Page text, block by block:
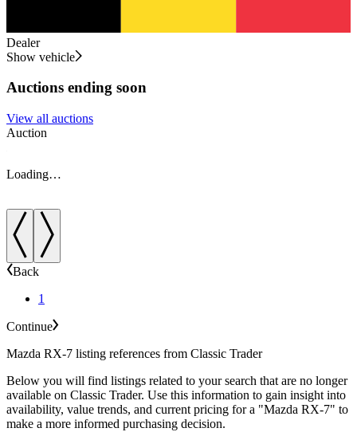
Dealer
Show vehicle
Auctions ending soon
View all auctions
Auction
Loading…
Back
1
Continue
Mazda RX-7 listing references from Classic Trader
Below you will find listings related to your search that are no longer
available on Classic Trader. Use this information to gain insight into
availability, value trends, and current pricing for a "Mazda RX-7" to
make a more informed purchasing decision.